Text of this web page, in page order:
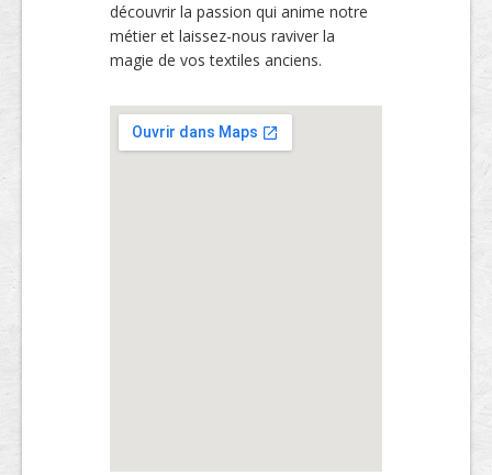
découvrir la passion qui anime notre
métier et laissez-nous raviver la
magie de vos textiles anciens.